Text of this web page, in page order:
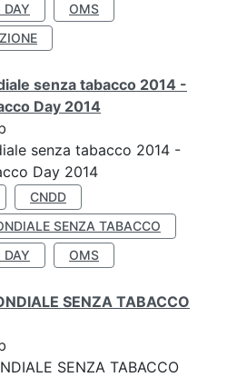
DAY
OMS
senza tabacco 2014 -
Day 2014
senza tabacco 2014 -
Day 2014
CNDD
SENZA TABACCO
DAY
OMS
SENZA TABACCO
SENZA TABACCO